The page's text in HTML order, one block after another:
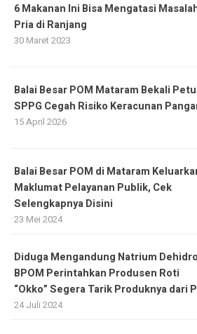
6 Makanan Ini Bisa Mengatasi
Pria di Ranjang
30 Maret 2023
Balai Besar POM Mataram Bekali
SPPG Cegah Risiko Keracunan
15 April 2026
Balai Besar POM di Mataram
Maklumat Pelayanan Publik, Cek
Selengkapnya Disini
23 Mei 2024
Diduga Mengandung Natrium
BPOM Perintahkan Produsen Roti
“Okko” Segera Tarik Produknya dari
24 Juli 2024